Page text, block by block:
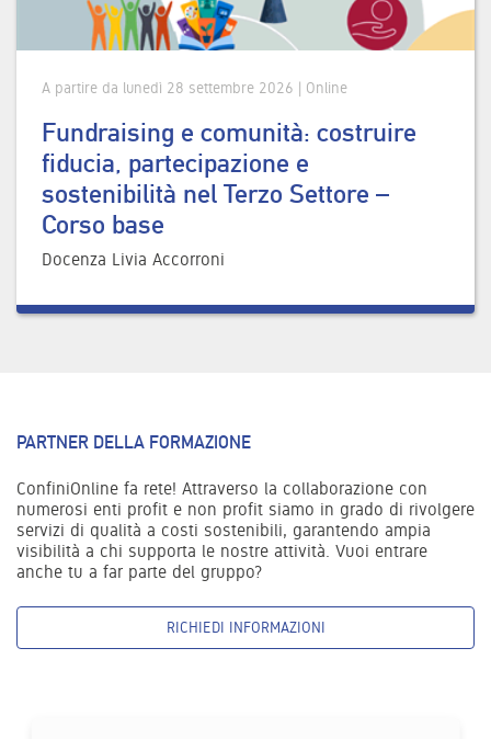
A partire da lunedì 28 settembre 2026 | Online
Fundraising e comunità: costruire
fiducia, partecipazione e
sostenibilità nel Terzo Settore –
Corso base
Docenza Livia Accorroni
PARTNER DELLA FORMAZIONE
ConfiniOnline fa rete! Attraverso la collaborazione con
numerosi enti profit e non profit siamo in grado di rivolgere
servizi di qualità a costi sostenibili, garantendo ampia
visibilità a chi supporta le nostre attività. Vuoi entrare
anche tu a far parte del gruppo?
RICHIEDI INFORMAZIONI